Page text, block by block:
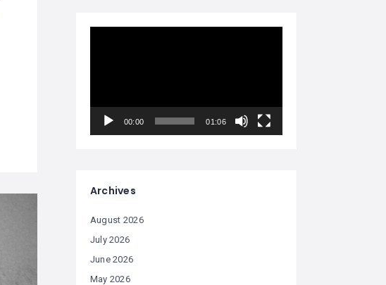
00:00 01:06
Archives
August 2026
July 2026
June 2026
May 2026